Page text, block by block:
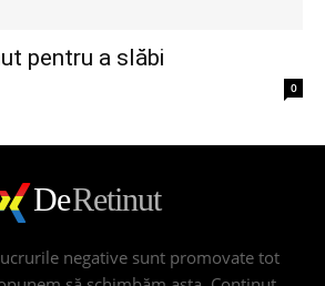
pentru a slăbi
0
DeRetinut
negative sunt promovate tot